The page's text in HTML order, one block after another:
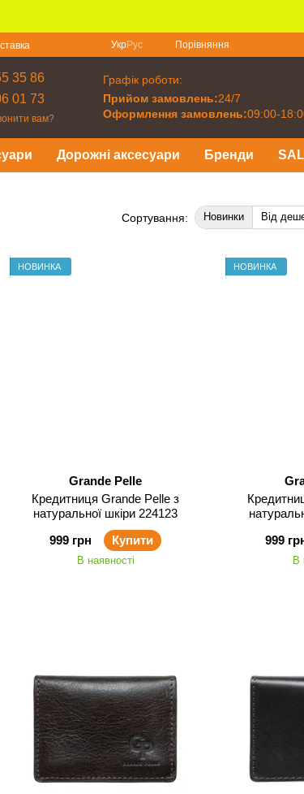
УкрРус Порівняння
35 86
01 73
вам?
Графік роботи:
Прийом замовлень:24/7
Оформлення замовлень:09:00-
Дорожні аксесуари Бренди
Сортування: Новинки Від
НОВИНКА
Grande Pelle
Кредитниця Grande Pelle з
натуральної шкіри 224123
999 грн
Купити
В наявності
НОВИНКА
999
В